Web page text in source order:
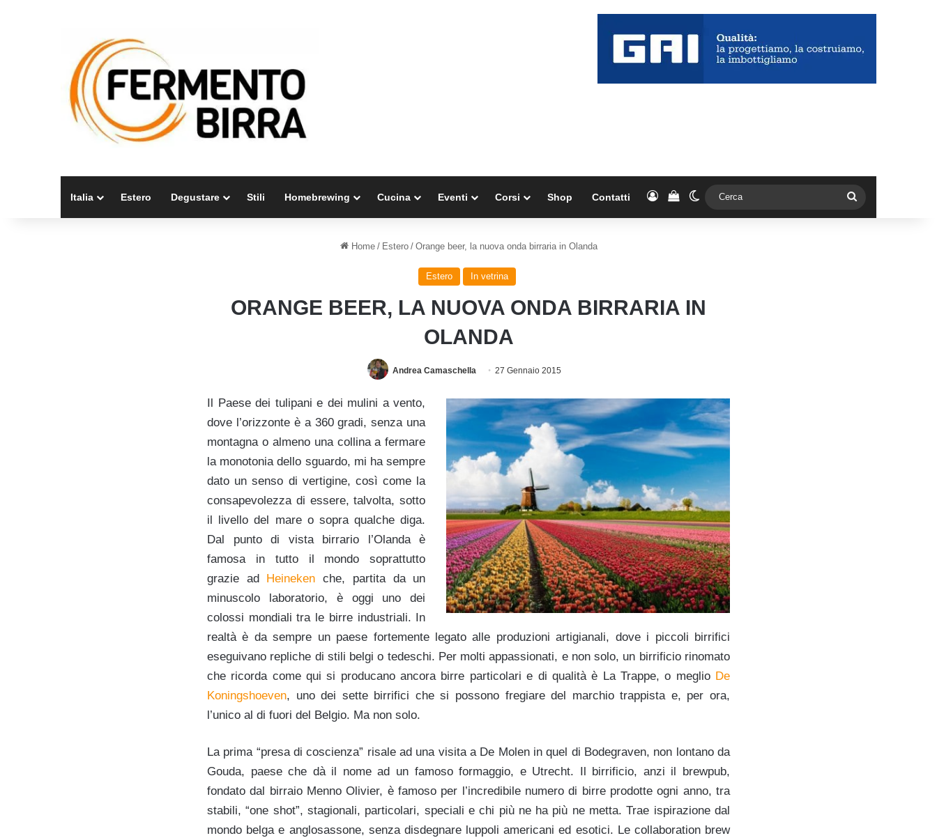
Italia Estero Degustare Stili Homebrewing Cucina Eventi Corsi Shop Contatti AccediVedi il carrello
Cambia aspetto
Home / Estero / Orange beer, la nuova onda birraria in Olanda
Estero In vetrina
ORANGE BEER, LA NUOVA ONDA BIRRARIA IN
OLANDA
Andrea Camaschella 27 Gennaio 2015
Il Paese dei tulipani e dei mulini a vento,
dove l’orizzonte è a 360 gradi, senza una
montagna o almeno una collina a fermare
la monotonia dello sguardo, mi ha sempre
dato un senso di vertigine, così come la
consapevolezza di essere, talvolta, sotto
il livello del mare o sopra qualche diga.
Dal punto di vista birrario l’Olanda è
famosa in tutto il mondo soprattutto
grazie ad
Heineken che, partita da un
minuscolo laboratorio, è oggi uno dei
colossi mondiali tra le birre industriali. In
realtà è da sempre un paese fortemente legato alle produzioni artigianali, dove i piccoli birrifici
eseguivano repliche di stili belgi o tedeschi. Per molti appassionati, e non solo, un birrificio rinomato
che ricorda come qui si producano ancora birre particolari e di qualità è La Trappe, o meglio De
Koningshoeven, uno dei sette birrifici che si possono fregiare del marchio trappista e, per ora,
l’unico al di fuori del Belgio. Ma non solo.
La prima “presa di coscienza” risale ad una visita a De Molen in quel di Bodegraven, non lontano da
Gouda, paese che dà il nome ad un famoso formaggio, e Utrecht. Il birrificio, anzi il brewpub,
fondato dal birraio Menno Olivier, è famoso per l’incredibile numero di birre prodotte ogni anno, tra
stabili, “one shot”, stagionali, particolari, speciali e chi più ne ha più ne metta. Trae ispirazione dal
mondo belga e anglosassone, senza disdegnare luppoli americani ed esotici. Le collaboration brew